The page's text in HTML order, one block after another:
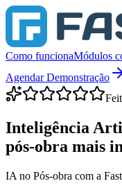
Como funcionaMódulos
Agendar Demonstração
Inteligência
pós-obra mais
IA no Pós-obra com a